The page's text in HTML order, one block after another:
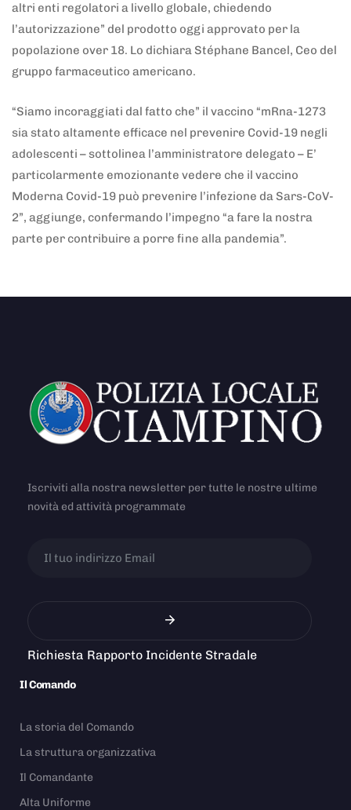
altri enti regolatori a livello globale, chiedendo
l’autorizzazione” del prodotto oggi approvato per la
popolazione over 18. Lo dichiara Stéphane Bancel, Ceo del
gruppo farmaceutico americano.
“Siamo incoraggiati dal fatto che” il vaccino “mRna-1273
sia stato altamente efficace nel prevenire Covid-19 negli
adolescenti – sottolinea l’amministratore delegato – E’
particolarmente emozionante vedere che il vaccino
Moderna Covid-19 può prevenire l’infezione da Sars-CoV-
2”, aggiunge, confermando l’impegno “a fare la nostra
parte per contribuire a porre fine alla pandemia”.
Iscriviti alla nostra newsletter per tutte le nostre ultime
novità ed attività programmate
Richiesta Rapporto Incidente Stradale
Il Comando
La storia del Comando
La struttura organizzativa
Il Comandante
Alta Uniforme